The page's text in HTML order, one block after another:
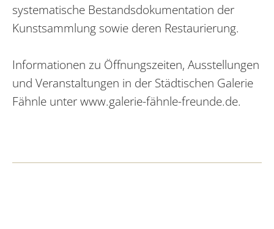
systematische Bestandsdokumentation der
Kunstsammlung sowie deren Restaurierung.
Informationen zu Öffnungszeiten, Ausstellungen
und Veranstaltungen in der Städtischen Galerie
Fähnle unter www.galerie-fähnle-freunde.de.